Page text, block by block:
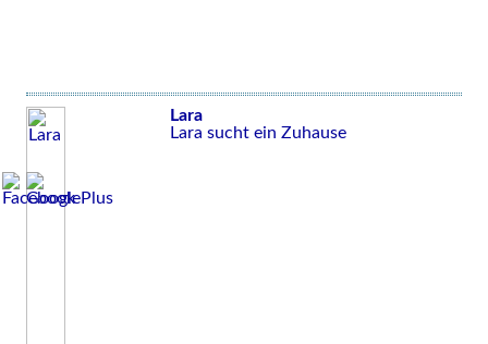
Lara
Lara sucht ein Zuhause